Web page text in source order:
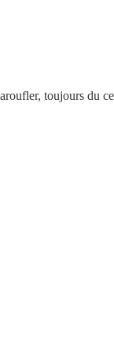
toujours du